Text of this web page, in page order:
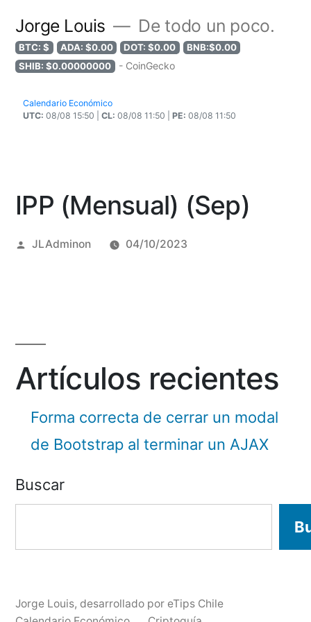
Jorge Louis De todo un poco.
BTC: $ ADA: $0.00 DOT: $0.00
BNB:$0.00
SHIB: $0.00000000
- CoinGecko
Calendario Económico
UTC: 08/08 15:50 | CL: 08/08 11:50 | PE: 08/08 11:50
IPP (Mensual) (Sep)
Posted
JLAdminon 04/10/2023
Artículos recientes
Forma correcta de cerrar un modal
de Bootstrap al terminar un AJAX
Buscar
Jorge Louis, desarrollado por eTips Chile